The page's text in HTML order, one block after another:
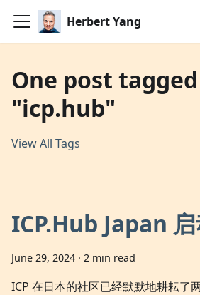
Herbert Yang
One post
"icp.hub"
View All Tags
ICP.Hub Japan
June 29, 2024 · 2 min read
ICP 在日本的社区已经默默地耕耘了